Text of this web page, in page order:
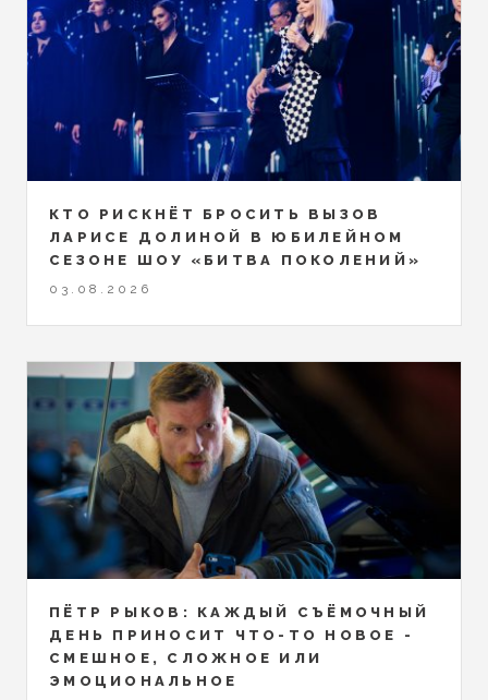
КТО РИСКНЁТ БРОСИТЬ ВЫЗОВ
ЛАРИСЕ ДОЛИНОЙ В ЮБИЛЕЙНОМ
СЕЗОНЕ ШОУ «БИТВА ПОКОЛЕНИЙ»
03.08.2026
ПЁТР РЫКОВ: КАЖДЫЙ СЪЁМОЧНЫЙ
ДЕНЬ ПРИНОСИТ ЧТО-ТО НОВОЕ -
СМЕШНОЕ, СЛОЖНОЕ ИЛИ
ЭМОЦИОНАЛЬНОЕ